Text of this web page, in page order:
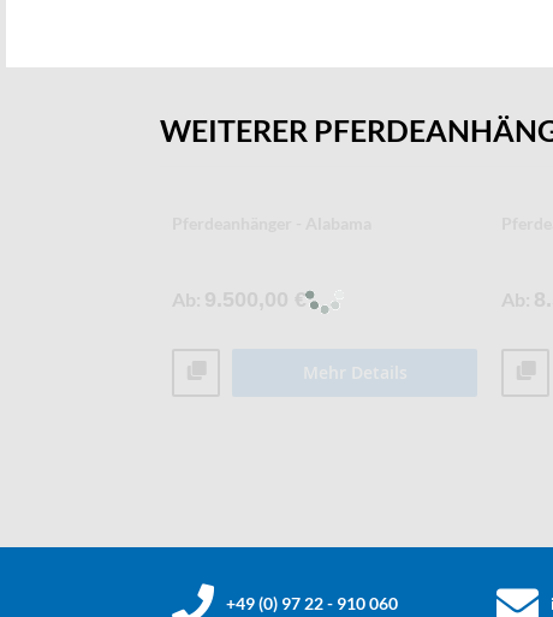
WEITERER
9.500,00 €
Mehr Details
+49 (0) 97 22 - 910 060